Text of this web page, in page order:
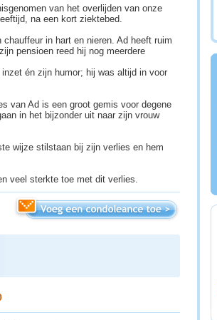
van het overlijden van onze
na een kort ziektebed.
in hart en nieren. Ad heeft ruim
pensioen reed hij nog meerdere
én zijn humor; hij was altijd in voor
van Ad is een groot gemis voor degene
in het bijzonder uit naar zijn vrouw
wijze stilstaan bij zijn verlies en hem
veel sterkte toe met dit verlies.